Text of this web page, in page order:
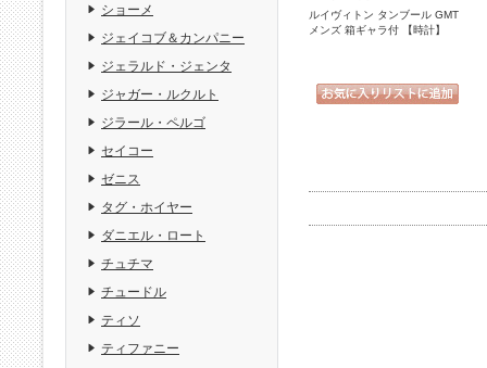
ルイヴィトン タンブール GMT
メンズ 箱ギャラ付 【時計】
ショーメ
ジェイコブ＆カンパニー
ジェラルド・ジェンタ
ジャガー・ルクルト
ジラール・ペルゴ
セイコー
ゼニス
タグ・ホイヤー
ダニエル・ロート
チュチマ
チュードル
ティソ
ティファニー